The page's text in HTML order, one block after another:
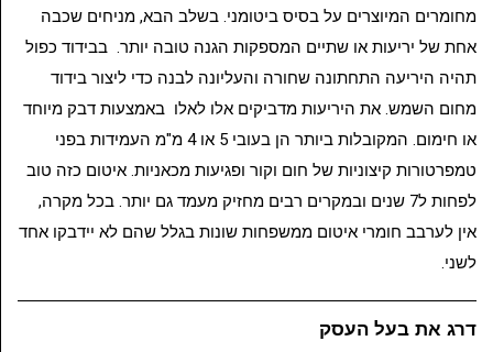
מחומרים המיוצרים על בסיס ביטומני. בשלב הבא, מניחים שכבה
אחת של יריעות או שתיים המספקות הגנה טובה יותר. בבידוד כפול
תהיה היריעה התחתונה שחורה והעליונה לבנה כדי ליצור בידוד
מחום השמש. את היריעות מדביקים אלו לאלו באמצעות דבק מיוחד
או חימום. המקובלות ביותר הן בעובי 5 או 4 מ"מ העמידות בפני
טמפרטורות קיצוניות של חום וקור ופגיעות מכאניות. איטום כזה טוב
לפחות ל7 שנים ובמקרים רבים מחזיק מעמד גם יותר. בכל מקרה,
אין לערבב חומרי איטום ממשפחות שונות בגלל שהם לא יידבקו אחד
לשני.
דרג את בעל העסק